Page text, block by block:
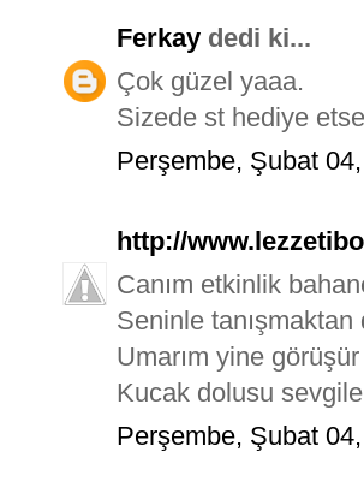
Ferkay dedi ki...
Çok güzel yaaa.
Sizede st hediye
Perşembe, Şubat
http://
Canım etkinlik
Seninle tanışmaktan
Umarım yine
Kucak dolusu
Perşembe, Şubat